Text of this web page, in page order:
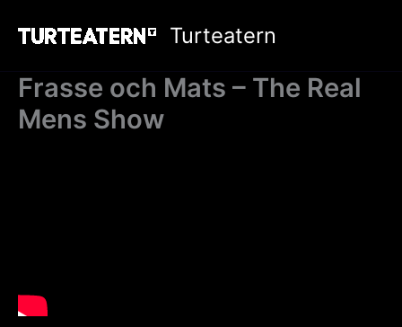
Turteatern
Frasse och Mats – The Real
Mens Show